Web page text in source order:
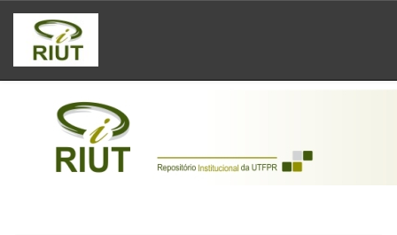
Skip
navigation